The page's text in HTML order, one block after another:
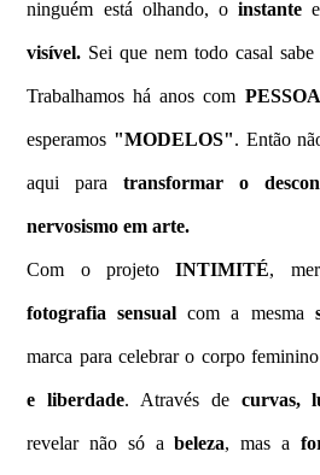
ninguém está olhando, o instante
visível. Sei que nem todo casal
Trabalhamos há anos com
esperamos "MODELOS". Então
aqui paratransformar o
nervosismo em arte.
Com o projetoINTIMITÉ,
fotografia sensual com a mesma
marca para celebrar o corpo
e liberdade. Através de curvas,
revelar não só abeleza, mas a